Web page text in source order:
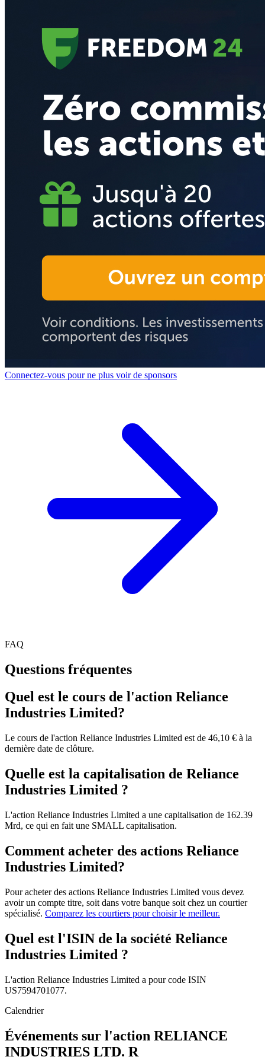
Connectez-vous pour ne plus voir de sponsors
FAQ
Questions fréquentes
Quel est le cours de l'action Reliance
Industries Limited?
Le cours de l'action Reliance Industries Limited est de 46,10 € à la
dernière date de clôture.
Quelle est la capitalisation de Reliance
Industries Limited ?
L'action Reliance Industries Limited a une capitalisation de 162.39
Mrd, ce qui en fait une SMALL capitalisation.
Comment acheter des actions Reliance
Industries Limited?
Pour acheter des actions Reliance Industries Limited vous devez
avoir un compte titre, soit dans votre banque soit chez un courtier
spécialisé. Comparez les courtiers pour choisir le meilleur.
Quel est l'ISIN de la société Reliance
Industries Limited ?
L'action Reliance Industries Limited a pour code ISIN
US7594701077.
Calendrier
Événements sur l'action RELIANCE
INDUSTRIES LTD. R